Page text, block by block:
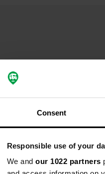
Consent
Responsible use of your
We and our 1022 partners
pour le
l'évacuation des eaux
l'original